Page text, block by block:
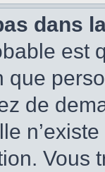
dans
est
de
Vous